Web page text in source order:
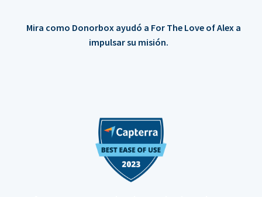
Mira como Donorbox ayudó a For The Love of Alex a
impulsar su misión.